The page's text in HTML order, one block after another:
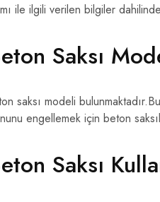
ile ilgili verilen bilgiler
Saksı
saksı modeli
engellemek için beton
Saksı